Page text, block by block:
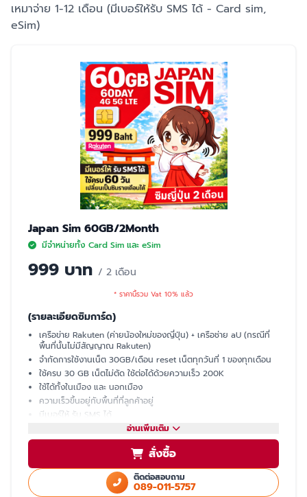
เหมาจ่าย 1-12 เดือน (มีเบอร์ให้รับ SMS ได้ - Card sim,
eSim)
Japan Sim 60GB/2Month
มีจำหน่ายทั้ง Card Sim และ eSim
999 บาท / 2 เดือน
* ราคานี้รวม Vat 10% แล้ว
(รายละเอียดซิมการ์ด)
เครือข่าย Rakuten (ค่ายน้องใหม่ของญี่ปุ่น) + เครือช่าย aU (กรณีที่
พื้นที่นั้นไม่มีสัญญาณ Rakuten)
จำกัดการใช้งานเน็ต 30GB/เดือน reset เน็ตทุกวันที่ 1 ของทุกเดือน
ใช้ครบ 30 GB เน็ตไม่ตัด ใช้ต่อได้ด้วยความเร็ว 200K
ใช้ได้ทั้งในเมือง และ นอกเมือง
ความเร็วขึ้นอยู่กับพื้นที่ที่ลูกค้าอยู่
มีเบอร์ให้ รับ SMS ได้
โทรเข้า-ออก ไม่ได้ ต้องโทรผ่าน LINE
แชร์ hotspot ไม่ได้
บริการหลังการขายโดย ทีมงานคนไทย
อ่านเพิ่มเติม
สั่งซื้อ
ติดต่อสอบถาม
089-011-5757